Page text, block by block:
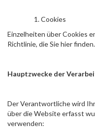
Cookies
Einzelheiten über Cookies
Richtlinie, die Siehierfinden.
Hauptzwecke der
Der Verantwortliche wird
über die Website erfasst
verwenden: